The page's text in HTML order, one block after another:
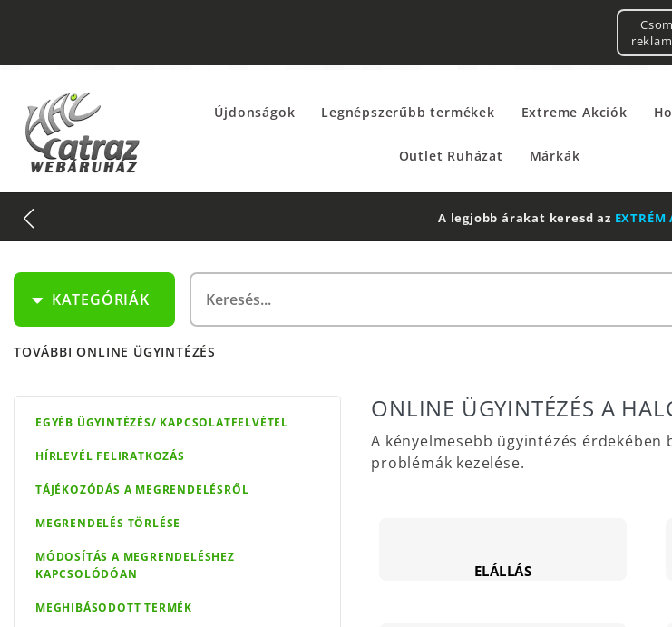
Újdonságok Legnépszerűbb termékek Extreme Akciók
Outlet Ruházat Márkák
A legjobb árakat keresd az EXTRÉM
KATEGÓRIÁK
TOVÁBBI ONLINE ÜGYINTÉZÉS
EGYÉB ÜGYINTÉZÉS/ KAPCSOLATFELVÉTEL
HÍRLEVÉL FELIRATKOZÁS
TÁJÉKOZÓDÁS A MEGRENDELÉSRŐL
MEGRENDELÉS TÖRLÉSE
MÓDOSÍTÁS A MEGRENDELÉSHEZ
KAPCSOLÓDÓAN
MEGHIBÁSODOTT TERMÉK
ONLINE ÜGYINTÉZÉS A
A kényelmesebb ügyintézés
problémák kezelése.
ELÁLLÁS